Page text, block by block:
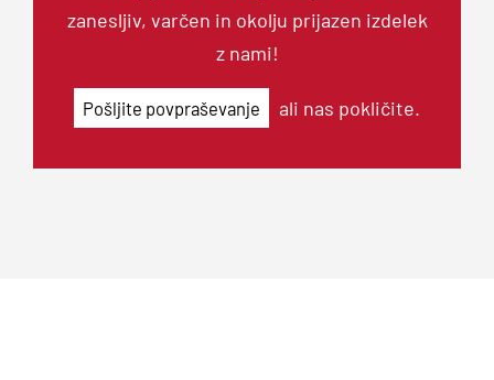
zanesljiv, varčen in okolju prijazen izdelek
z nami!
Pošljite povpraševanje ali nas pokličite.